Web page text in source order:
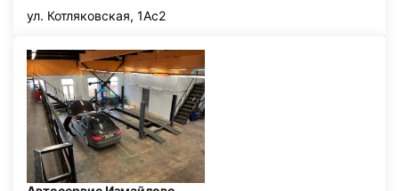
ул. Котляковская, 1Ас2